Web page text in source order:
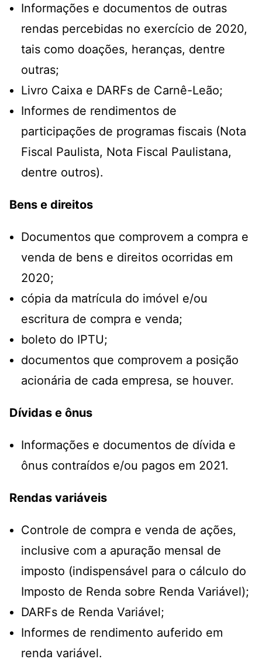
Informações e documentos de outras
rendas percebidas no exercício de 2020,
tais como doações, heranças, dentre
outras;
Livro Caixa e DARFs de Carnê-Leão;
Informes de rendimentos de
participações de programas fiscais (Nota
Fiscal Paulista, Nota Fiscal Paulistana,
dentre outros).
Bens e direitos
Documentos que comprovem a compra e
venda de bens e direitos ocorridas em
2020;
cópia da matrícula do imóvel e/ou
escritura de compra e venda;
boleto do IPTU;
documentos que comprovem a posição
acionária de cada empresa, se houver.
Dívidas e ônus
Informações e documentos de dívida e
ônus contraídos e/ou pagos em 2021.
Rendas variáveis
Controle de compra e venda de ações,
inclusive com a apuração mensal de
imposto (indispensável para o cálculo do
Imposto de Renda sobre Renda Variável);
DARFs de Renda Variável;
Informes de rendimento auferido em
renda variável.